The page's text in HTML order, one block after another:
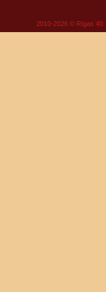
2010-2026 © Rīgas